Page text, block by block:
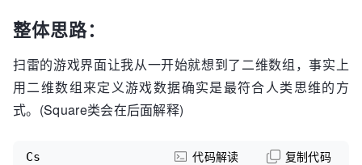
整体思路：
扫雷的游戏界面让我从一开始就想到了二维数组，事实上
用二维数组来定义游戏数据确实是最符合人类思维的方
式。(Square类会在后面解释)
Cs 代码解读 复制代码